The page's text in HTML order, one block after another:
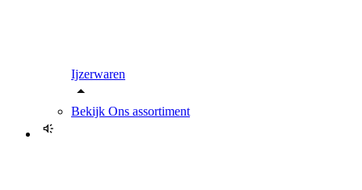
Ijzerwaren
Bekijk Ons assortiment